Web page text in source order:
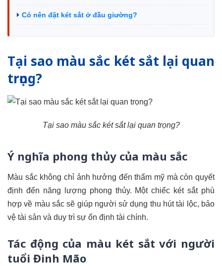
Có nên đặt két sắt ở đầu giường?
Tại sao màu sắc két sắt lại quan
trọng?
Tại sao màu sắc két sắt lại quan trọng?
Ý nghĩa phong thủy của màu sắc
Màu sắc không chỉ ảnh hưởng đến thẩm mỹ mà còn quyết
định đến năng lượng phong thủy. Một chiếc két sắt phù
hợp về màu sắc sẽ giúp người sử dụng thu hút tài lộc, bảo
vệ tài sản và duy trì sự ổn định tài chính.
Tác động của màu két sắt với người
tuổi Đinh Mão